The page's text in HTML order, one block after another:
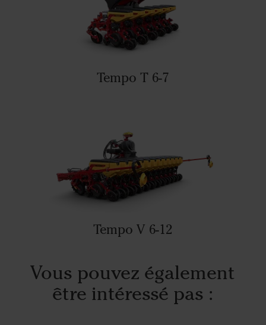
Tempo T 6-7
Tempo V 6-12
Vous pouvez également
être intéressé pas :